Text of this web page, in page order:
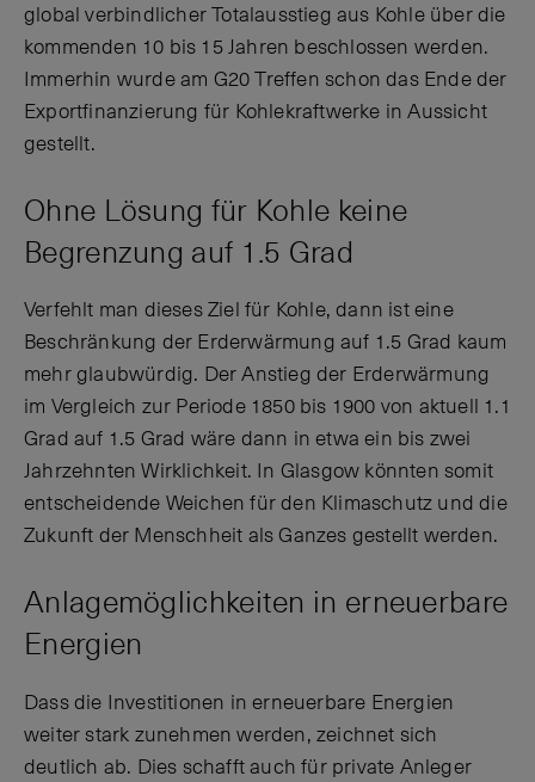
global verbindlicher Totalausstieg aus Kohle über die
kommenden 10 bis 15 Jahren beschlossen werden.
Immerhin wurde am G20 Treffen schon das Ende der
Exportfinanzierung für Kohlekraftwerke in Aussicht
gestellt.
Ohne Lösung für Kohle keine
Begrenzung auf 1.5 Grad
Verfehlt man dieses Ziel für Kohle, dann ist eine
Beschränkung der Erderwärmung auf 1.5 Grad kaum
mehr glaubwürdig. Der Anstieg der Erderwärmung
im Vergleich zur Periode 1850 bis 1900 von aktuell 1.1
Grad auf 1.5 Grad wäre dann in etwa ein bis zwei
Jahrzehnten Wirklichkeit. In Glasgow könnten somit
entscheidende Weichen für den Klimaschutz und die
Zukunft der Menschheit als Ganzes gestellt werden.
Anlagemöglichkeiten in erneuerbare
Energien
Dass die Investitionen in erneuerbare Energien
weiter stark zunehmen werden, zeichnet sich
deutlich ab. Dies schafft auch für private Anleger